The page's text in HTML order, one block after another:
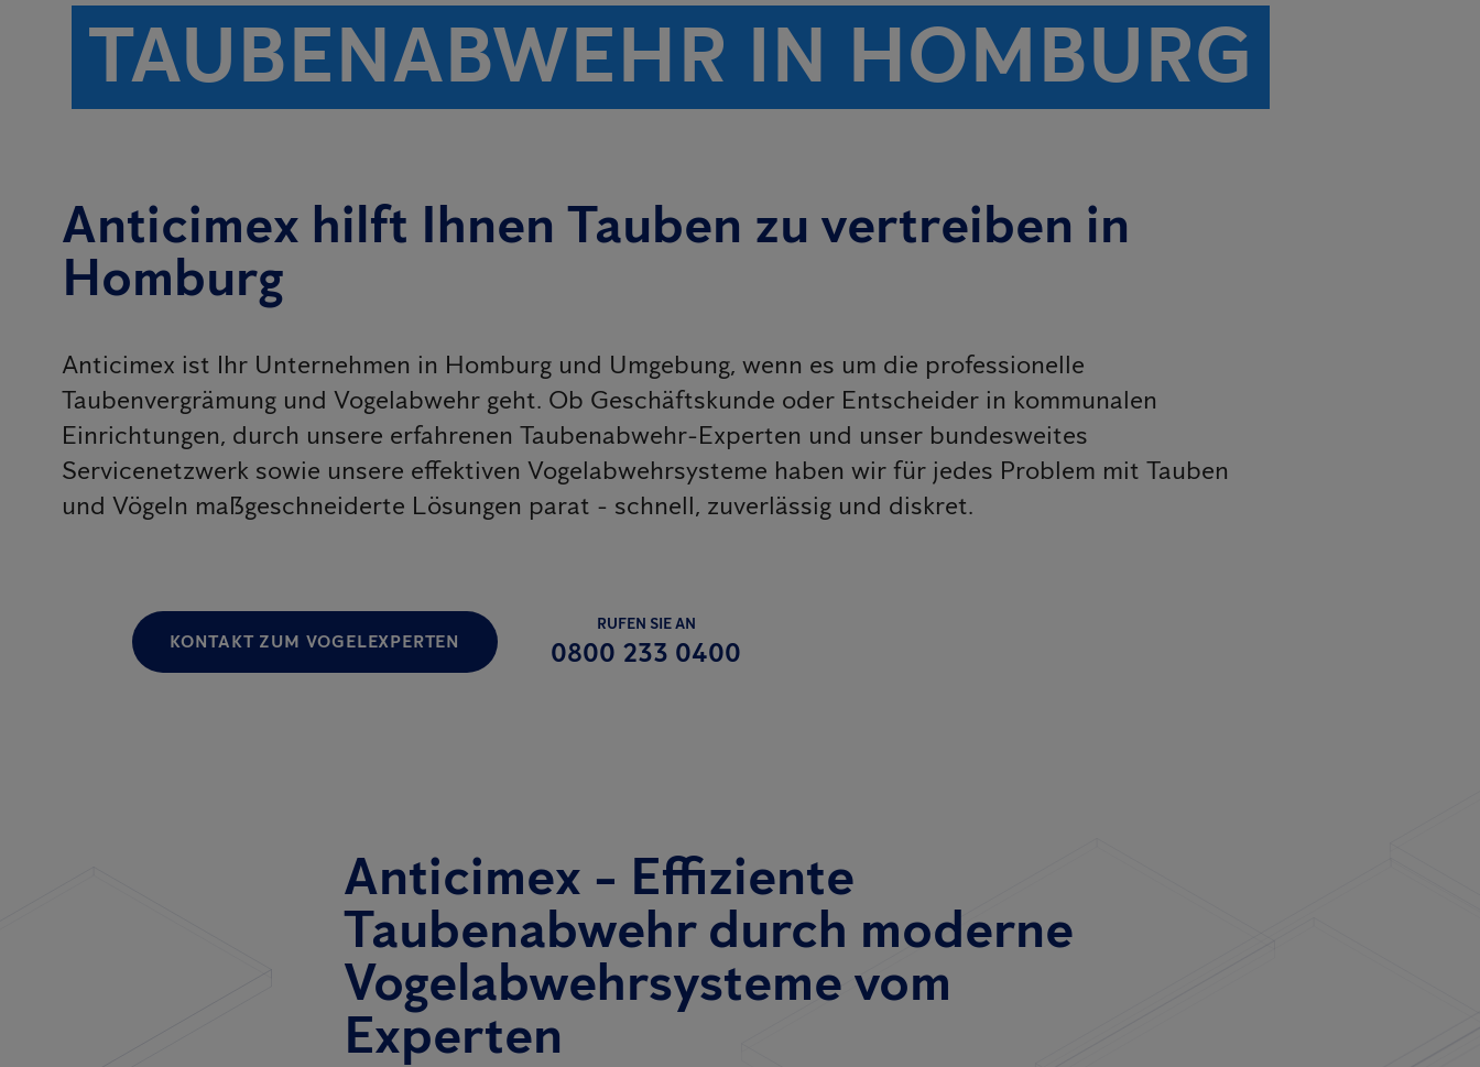
TAUBENABWEHR IN HOMBURG
Anticimex hilft Ihnen Tauben zu vertreiben in
Homburg
Anticimex ist Ihr Unternehmen in Homburg und Umgebung, wenn es um die professionelle
Taubenvergrämung und Vogelabwehr geht. Ob Geschäftskunde oder Entscheider in kommunalen
Einrichtungen, durch unsere erfahrenen Taubenabwehr-Experten und unser bundesweites
Servicenetzwerk sowie unsere effektiven Vogelabwehrsysteme haben wir für jedes Problem mit Tauben
und Vögeln maßgeschneiderte Lösungen parat - schnell, zuverlässig und diskret.
KONTAKT ZUM VOGELEXPERTEN
RUFEN SIE AN
0800 233 0400
Anticimex - Effiziente
Taubenabwehr durch moderne
Vogelabwehrsysteme vom
Experten